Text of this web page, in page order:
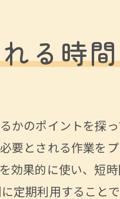
る時
かのポイントを探
とされる作業を
果的に使い、短
定期利用すること